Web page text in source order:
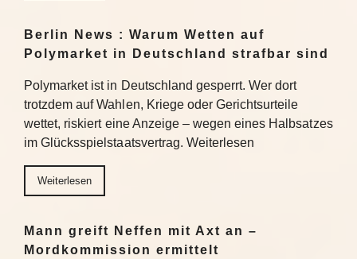
Berlin News : Warum Wetten auf
Polymarket in Deutschland strafbar sind
Polymarket ist in Deutschland gesperrt. Wer dort
trotzdem auf Wahlen, Kriege oder Gerichtsurteile
wettet, riskiert eine Anzeige – wegen eines Halbsatzes
im Glücksspielstaatsvertrag. Weiterlesen
Weiterlesen
Mann greift Neffen mit Axt an –
Mordkommission ermittelt